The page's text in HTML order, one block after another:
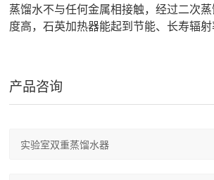
蒸馏水不与任何金属相接触，经过二次
度高，石英加热器能起到节能、长寿辐射
产品咨询